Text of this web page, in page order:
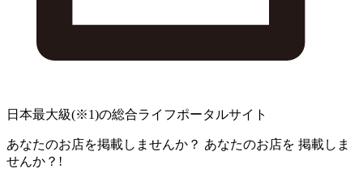
日本最大級(※1)の総合ライフポータルサイト
あなたのお店を掲載しませんか？ あなたのお店を 掲載しま
せんか？!